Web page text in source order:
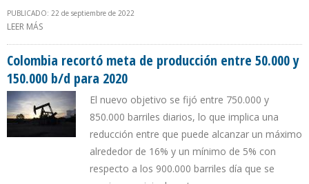
PUBLICADO: 22 de septiembre de 2022
LEER MÁS
Colombia recortó meta de producción entre 50.000 y
150.000 b/d para 2020
El nuevo objetivo se fijó entre 750.000 y
850.000 barriles diarios, lo que implica una
reducción entre que puede alcanzar un máximo
alrededor de 16% y un mínimo de 5% con
respecto a los 900.000 barriles día que se